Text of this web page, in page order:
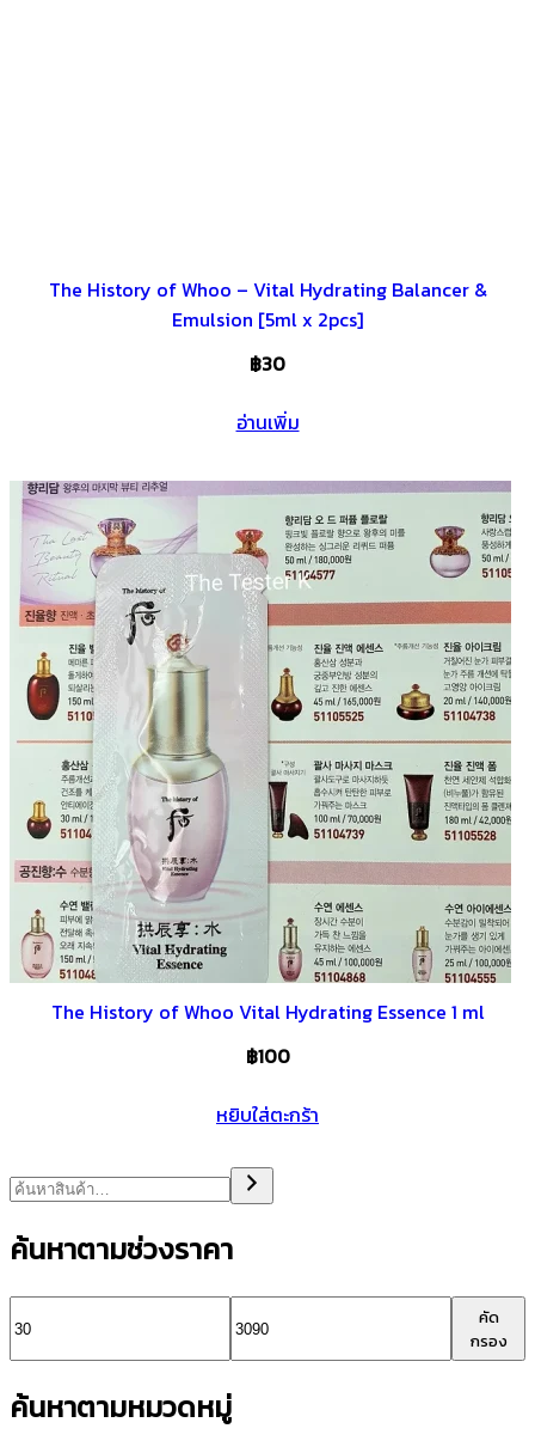
The History of Whoo – Vital Hydrating Balancer &
Emulsion [5ml x 2pcs]
฿30
อ่านเพิ่ม
The History of Whoo Vital Hydrating Essence 1 ml
฿100
หยิบใส่ตะกร้า
ค้นหาตามช่วงราคา
ราคา
ต่ำ
สุด
ราคา
สูงสุด
คัด
กรอง
ค้นหาตามหมวดหมู่